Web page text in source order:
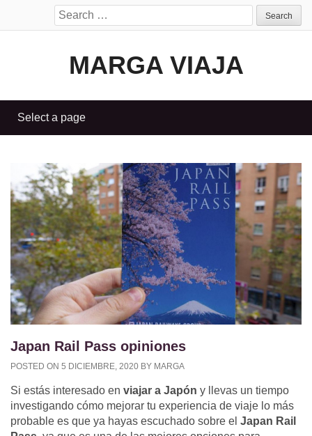
Search
for:
MARGA VIAJA
Japan Rail Pass opiniones
POSTED ON 5 DICIEMBRE, 2020 BY MARGA
Si estás interesado en viajar a Japón y llevas un tiempo
investigando cómo mejorar tu experiencia de viaje lo más
probable es que ya hayas escuchado sobre el Japan Rail